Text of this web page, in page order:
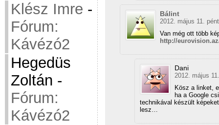
Klész Imre -
Fórum:
Kávézó2
Hegedüs
Zoltán -
Fórum:
Kávézó2
Bálint
2012. május 11.
Van még ott több
http://
Dani
2012. május
Kösz a linket,
ha a Google
technikával készült
lesz…